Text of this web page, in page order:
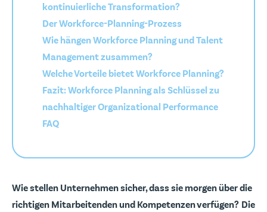
kontinuierliche Transformation?
Der Workforce-Planning-Prozess
Wie hängen Workforce Planning und Talent
Management zusammen?
Welche Vorteile bietet Workforce Planning?
Fazit: Workforce Planning als Schlüssel zu
nachhaltiger Organizational Performance
FAQ
Wie stellen Unternehmen sicher, dass sie morgen über die
richtigen Mitarbeitenden und Kompetenzen verfügen? Die